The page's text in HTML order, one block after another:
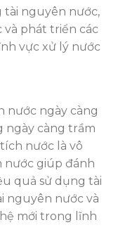
tài nguyên nước,
và phát triển các
vực xử lý nước
nước ngày càng
ngày càng trầm
nước là vô
nước giúp đánh
quả sử dụng tài
nguyên nước và
mới trong lĩnh